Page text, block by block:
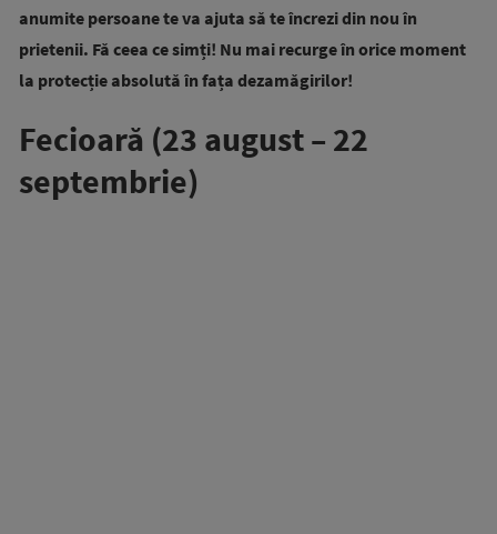
anumite persoane te va ajuta să te încrezi din nou în
prietenii. Fă ceea ce simți! Nu mai recurge în orice moment
la protecție absolută în fața dezamăgirilor!
Fecioară (23 august – 22
septembrie)